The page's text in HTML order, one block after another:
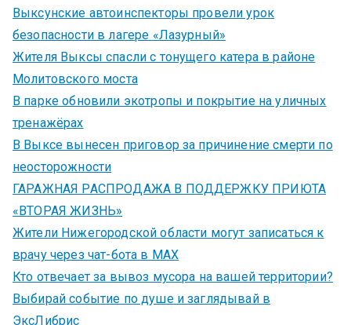
Выксунские автоинспекторы провели урок
безопасности в лагере «Лазурный»
Жителя Выксы спасли с тонущего катера в районе
Молитовского моста
В парке обновили экотропы и покрытие на уличных
тренажёрах
В Выксе вынесен приговор за причинение смерти по
неосторожности
ГАРАЖНАЯ РАСПРОДАЖА В ПОДДЕРЖКУ ПРИЮТА
«ВТОРАЯ ЖИЗНЬ»
Жители Нижегородской области могут записаться к
врачу через чат-бота в MAX
Кто отвечает за вывоз мусора на вашей территории?
Выбирай событие по душе и заглядывай в
ЭксЛибрис